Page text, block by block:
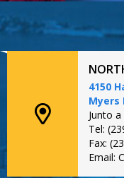
4150
Myers
Junto
Tel:
Fax:
Email: